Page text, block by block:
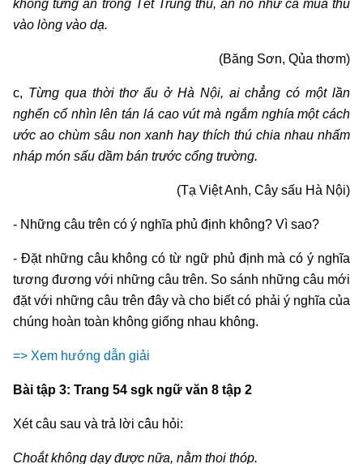
không từng ăn trong Tết Trung thu, ăn nó như cả mùa thu
vào lòng vào dạ.
(Băng Sơn, Qủa thơm)
c, Từng qua thời thơ ấu ở Hà Nội, ai chẳng có một lần
nghển cổ nhìn lên tán lá cao vút mà ngắm nghía một cách
ước ao chùm sâu non xanh hay thích thú chia nhau nhấm
nháp món sấu dầm bán trước cổng trường.
(Tạ Việt Anh, Cây sấu Hà Nội)
- Những câu trên có ý nghĩa phủ định không? Vì sao?
- Đặt những câu không có từ ngữ phủ định mà có ý nghĩa
tương đương với những câu trên. So sánh những câu mới
đặt với những câu trên đây và cho biết có phải ý nghĩa của
chúng hoàn toàn không giống nhau không.
=> Xem hướng dẫn giải
Bài tập 3: Trang 54 sgk ngữ văn 8 tập 2
Xét câu sau và trả lời câu hỏi:
Choắt không dạy được nữa, nằm thoi thóp.